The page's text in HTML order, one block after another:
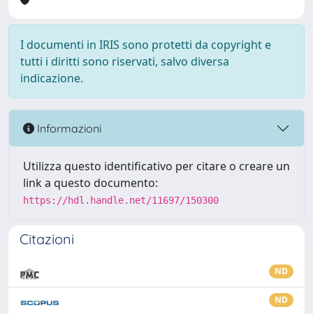
I documenti in IRIS sono protetti da copyright e
tutti i diritti sono riservati, salvo diversa
indicazione.
Informazioni
Utilizza questo identificativo per citare o creare un
link a questo documento:
https://hdl.handle.net/11697/150300
Citazioni
ND
ND